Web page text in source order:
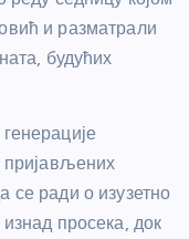
и разматрали
будућих
пријављених
ради о изузетно
просека, док